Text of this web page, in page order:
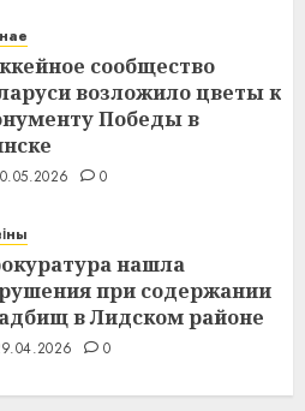
сообщество
возложило цветы к
Победы в
0
нашла
при содержании
в Лидском районе
0